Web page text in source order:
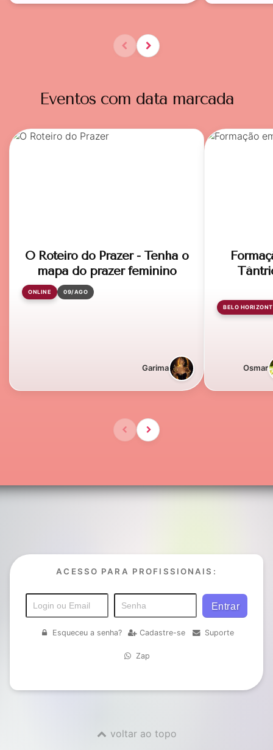
Eventos com data marcada
O Roteiro do Prazer - Tenha o
mapa do prazer feminino
ONLINE 09/AGO
Garima
BELO
Osmar
ACESSO PARA PROFISSIONAIS:
Esqueceu a senha? Cadastre-se Suporte
Zap
voltar ao topo